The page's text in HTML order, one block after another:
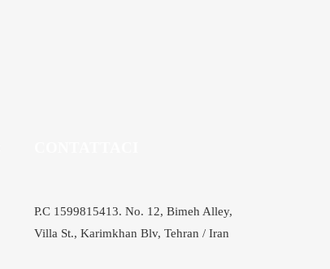
P.C 1599815413. No. 12, Bimeh Alley,
Villa St., Karimkhan Blv, Tehran / Iran